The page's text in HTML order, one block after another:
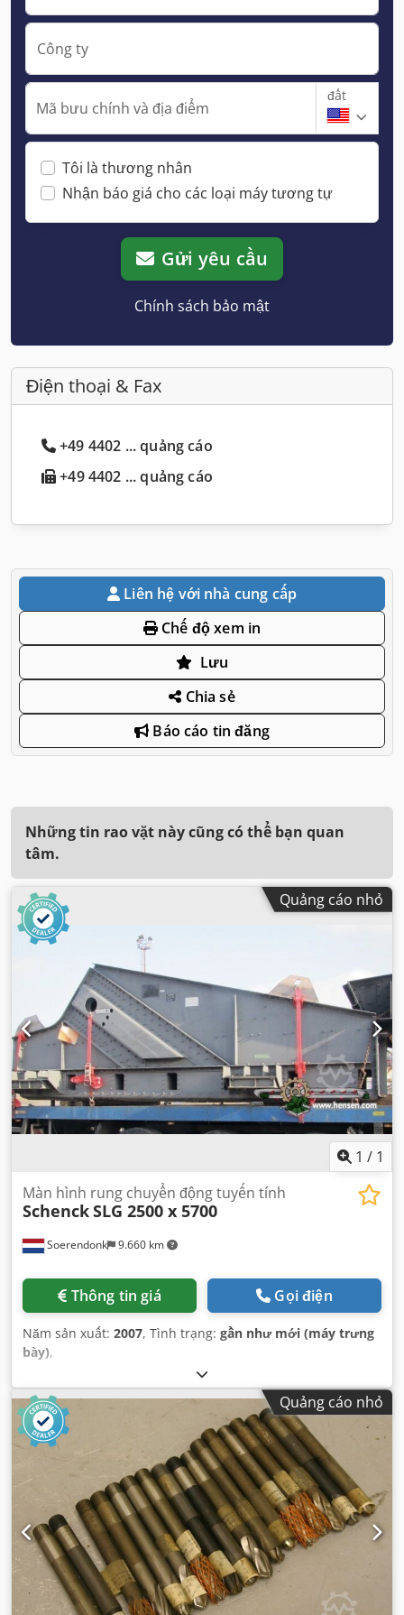
Công ty
Mã bưu chính và địa điểm
đất
Tôi là thương nhân
Nhận báo giá cho các loại máy tương tự
Gửi yêu cầu
Chính sách bảo mật
Điện thoại & Fax
+49 4402 ... quảng cáo
+49 4402 ... quảng cáo
Liên hệ với nhà cung cấp
Chế độ xem in
Lưu
Chia sẻ
Báo cáo tin đăng
Những tin rao vặt này cũng có thể bạn quan
tâm.
Quảng cáo nhỏ
1 / 1
Soerendonk 9.660 km
Màn hình rung chuyển động tuyến tính
SchenckSLG 2500 x 5700
Thông tin giá Gọi điện
Năm sản xuất: 2007, Tình trạng: gần như mới (máy trưng
bày),
Quảng cáo nhỏ